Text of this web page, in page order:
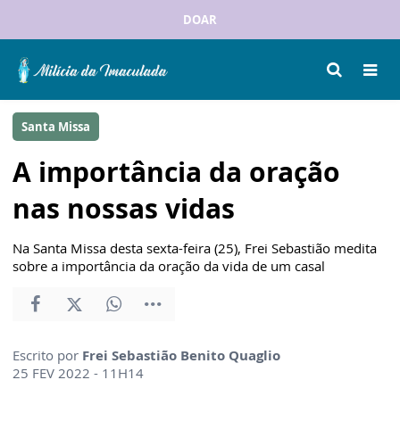
DOAR
Santa Missa
A importância da oração
nas nossas vidas
Na Santa Missa desta sexta-feira (25), Frei Sebastião medita
sobre a importância da oração da vida de um casal
Escrito por Frei Sebastião Benito Quaglio
25 FEV 2022 - 11H14